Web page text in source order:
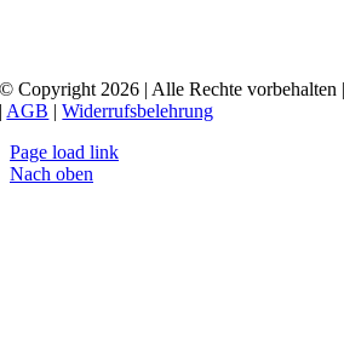
© Copyright 2026 | Alle Rechte
| AGB |Widerrufsbelehrung
Page load link
Nach oben